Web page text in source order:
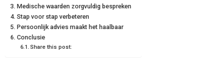
T
E
R
O
K
E
S
Medische waarden zorgvuldig bespreken
Stap voor stap verbeteren
Persoonlijk advies maakt het haalbaar
Conclusie
Share this post: